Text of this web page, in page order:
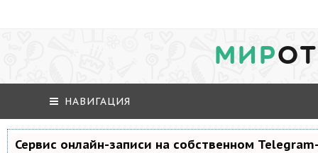
МИР
НАВИГАЦИЯ
Сервис онлайн-записи на собственном